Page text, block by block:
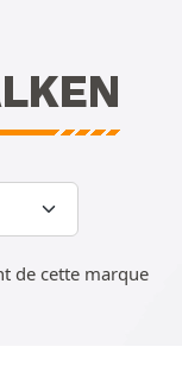
de cette marque